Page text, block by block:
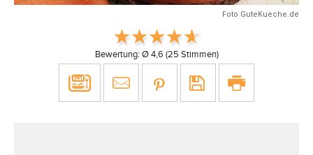
Foto GuteKueche.de
Bewertung: Ø 4,6 (25 Stimmen)